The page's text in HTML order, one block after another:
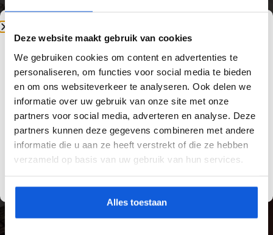
Deze website maakt gebruik van cookies
We gebruiken cookies om content en advertenties te
personaliseren, om functies voor social media te bieden
en om ons websiteverkeer te analyseren. Ook delen we
informatie over uw gebruik van onze site met onze
partners voor social media, adverteren en analyse. Deze
partners kunnen deze gegevens combineren met andere
informatie die u aan ze heeft verstrekt of die ze hebben
verzameld op basis van uw gebruik van hun services.
Alles toestaan
vochtproblemen en garandeert een resultaat
Van Yild Tegels is dé specialist in douche
betegelen. Wij werken met hoogwaardige
materialen, zorgen voor een zorgvuldige
voorbereiding van de ondergrond en leveren
een nauwkeurige afwerking. Zo bent u
verzekerd van tegelwerk dat technisch klopt
én perfect aansluit bij uw interieur.